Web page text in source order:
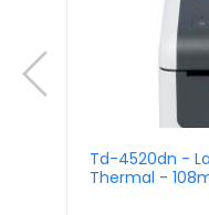
Td-4520dn -
Thermal -